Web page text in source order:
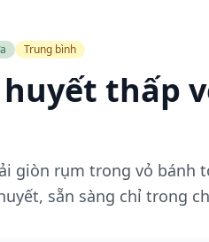
Trung bình
thấp
giòn rụm trong vỏ bánh
sẵn sàng chỉ trong